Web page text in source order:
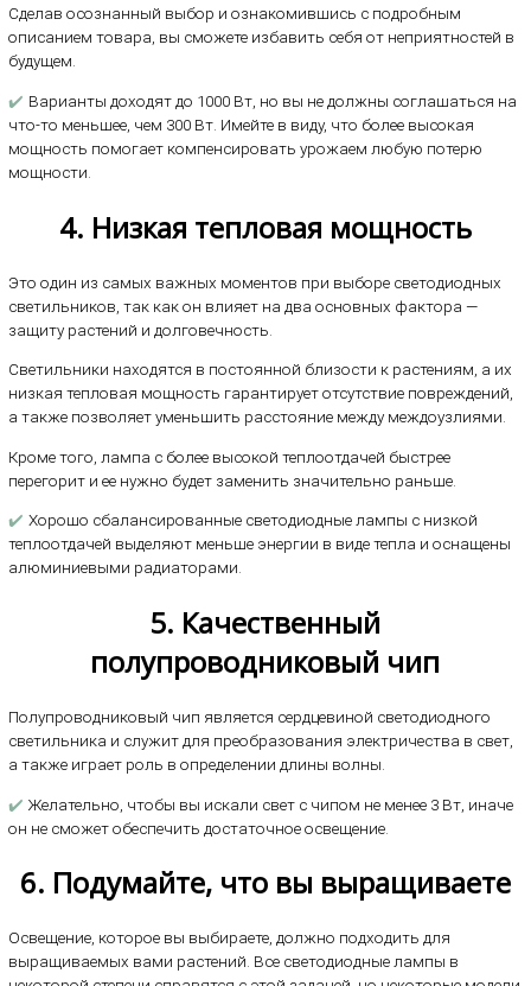
Сделав осознанный выбор и ознакомившись с подробным
описанием товара, вы сможете избавить себя от неприятностей в
будущем.
✔️ Варианты доходят до 1000 Вт, но вы не должны соглашаться на
что-то меньшее, чем 300 Вт. Имейте в виду, что более высокая
мощность помогает компенсировать урожаем любую потерю
мощности.
4. Низкая тепловая мощность
Это один из самых важных моментов при выборе светодиодных
светильников, так как он влияет на два основных фактора —
защиту растений и долговечность.
Светильники находятся в постоянной близости к растениям, а их
низкая тепловая мощность гарантирует отсутствие повреждений,
а также позволяет уменьшить расстояние между междоузлиями.
Кроме того, лампа с более высокой теплоотдачей быстрее
перегорит и ее нужно будет заменить значительно раньше.
✔️ Хорошо сбалансированные светодиодные лампы с низкой
теплоотдачей выделяют меньше энергии в виде тепла и оснащены
алюминиевыми радиаторами.
5. Качественный
полупроводниковый чип
Полупроводниковый чип является сердцевиной светодиодного
светильника и служит для преобразования электричества в свет,
а также играет роль в определении длины волны.
✔️ Желательно, чтобы вы искали свет с чипом не менее 3 Вт, иначе
он не сможет обеспечить достаточное освещение.
6. Подумайте, что вы выращиваете
Освещение, которое вы выбираете, должно подходить для
выращиваемых вами растений. Все светодиодные лампы в